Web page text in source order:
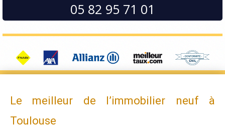
05 82 95 71 01
Le meilleur de l’immobilier neuf à
Toulouse